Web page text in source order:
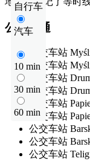
自行车
汽车
10 min
30 min
60 min
公共交通
公交车站
公交车站
公交车站
公交车站
公交车站
公交车站
公交车站
公交车站
公交车站